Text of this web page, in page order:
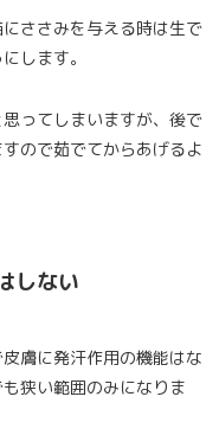
ささみを与える時は生で
します。
ってしまいますが、後で
ので茹でてからあげるよ
しない
膚に発汗作用の機能はな
狭い範囲のみになりま